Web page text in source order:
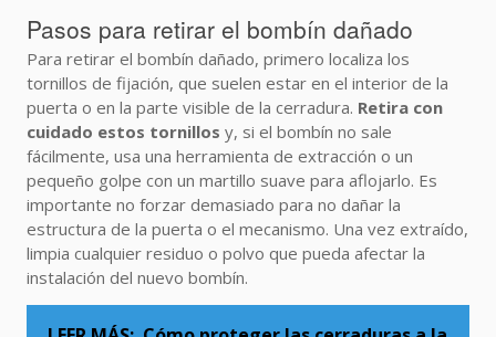
Pasos para retirar el bombín dañado
Para retirar el bombín dañado, primero localiza los
tornillos de fijación, que suelen estar en el interior de la
puerta o en la parte visible de la cerradura. Retira con
cuidado estos tornillos y, si el bombín no sale
fácilmente, usa una herramienta de extracción o un
pequeño golpe con un martillo suave para aflojarlo. Es
importante no forzar demasiado para no dañar la
estructura de la puerta o el mecanismo. Una vez extraído,
limpia cualquier residuo o polvo que pueda afectar la
instalación del nuevo bombín.